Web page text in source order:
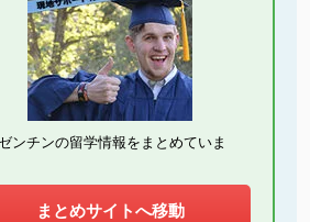
ンチンの留学情報をまとめていま
まとめサイトへ移動